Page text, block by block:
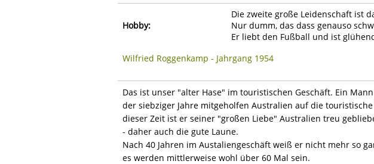
Hobby:
Die zweite große Leidenschaft ist
Nur dumm, das dass genauso
Er liebt den Fußball und ist
Wilfried Roggenkamp - Jahrgang 1954
Das ist unser "alter Hase" im touristischen Geschäft. Ein
der siebziger Jahre mitgeholfen Australien auf die
dieser Zeit ist er seiner "großen Liebe" Australien treu
- daher auch die gute Laune.
Nach 40 Jahren im Austaliengeschäft weiß er nicht mehr so
es werden mittlerweise wohl über 60 Mal sein.